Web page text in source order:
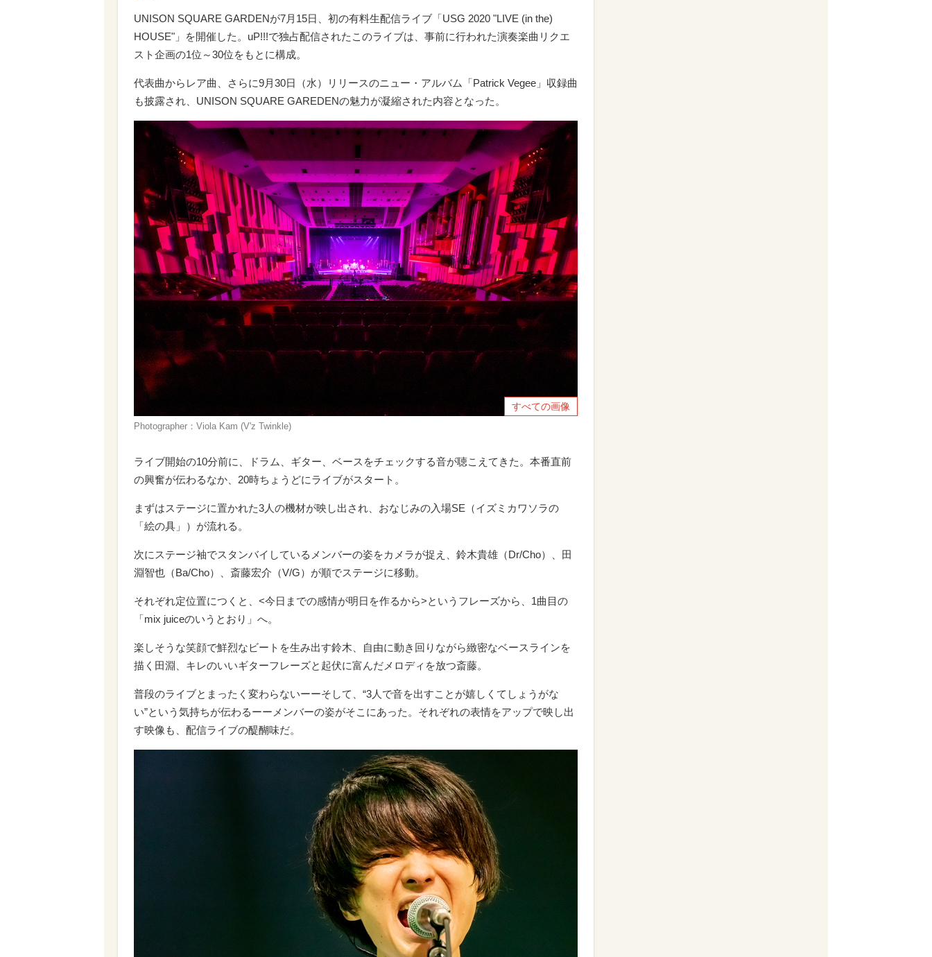
UNISON SQUARE GARDENが7月15日、初の有料生配信ライブ「USG 2020 "LIVE (in the)
HOUSE"」を開催した。uP!!!で独占配信されたこのライブは、事前に行われた演奏楽曲リクエ
スト企画の1位～30位をもとに構成。
代表曲からレア曲、さらに9月30日（水）リリースのニュー・アルバム「Patrick Vegee」収録曲
も披露され、UNISON SQUARE GAREDENの魅力が凝縮された内容となった。
すべての画像
Photographer：Viola Kam (V'z Twinkle)
ライブ開始の10分前に、ドラム、ギター、ベースをチェックする音が聴こえてきた。本番直前
の興奮が伝わるなか、20時ちょうどにライブがスタート。
まずはステージに置かれた3人の機材が映し出され、おなじみの入場SE（イズミカワソラの
「絵の具」）が流れる。
次にステージ袖でスタンバイしているメンバーの姿をカメラが捉え、鈴木貴雄（Dr/Cho）、田
淵智也（Ba/Cho）、斎藤宏介（V/G）が順でステージに移動。
それぞれ定位置につくと、<今日までの感情が明日を作るから>というフレーズから、1曲目の
「mix juiceのいうとおり」へ。
楽しそうな笑顔で鮮烈なビートを生み出す鈴木、自由に動き回りながら緻密なベースラインを
描く田淵、キレのいいギターフレーズと起伏に富んだメロディを放つ斎藤。
普段のライブとまったく変わらないーーそして、“3人で音を出すことが嬉しくてしょうがな
い”という気持ちが伝わるーーメンバーの姿がそこにあった。それぞれの表情をアップで映し出
す映像も、配信ライブの醍醐味だ。